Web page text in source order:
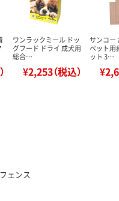
ワンラックミール ドッ
グフード ドライ 成犬用
総合…
¥2,253（税込）
サンコー
ペット用
ット 3…
ェンス